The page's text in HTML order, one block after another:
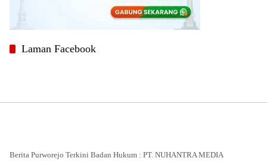
Laman Facebook
Berita Purworejo Terkini Badan Hukum : PT. NUHANTRA MEDIA